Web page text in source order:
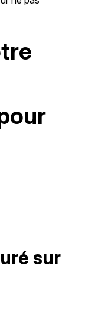
sur